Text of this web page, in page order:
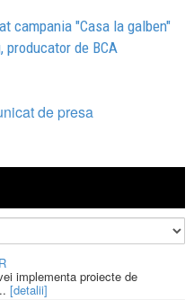
campania "Casa la galben"
producator de BCA
de presa
implementa proiecte de
[detalii]